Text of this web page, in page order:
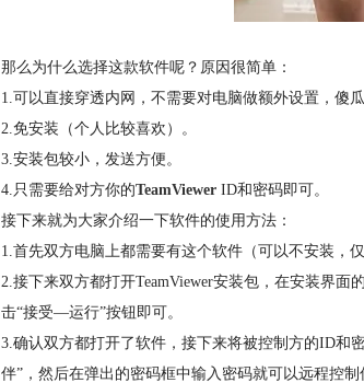
那么为什么选择这款软件呢？原因很简单：
1.可以直接穿透内网，不需要对电脑做额外设置，傻瓜
2.免安装（个人比较喜欢）。
3.安装包较小，发送方便。
4.只需要给对方你的TeamViewer ID和密码即可。
接下来就为大家介绍一下软件的使用方法：
1.首先双方电脑上都需要有这个软件（可以不安装，
2.接下来双方都打开TeamViewer安装包，在安装界面
击“接受—运行”按钮即可。
3.确认双方都打开了软件，接下来将被控制方的ID和
伴”，然后在弹出的密码框中输入密码就可以远程控制